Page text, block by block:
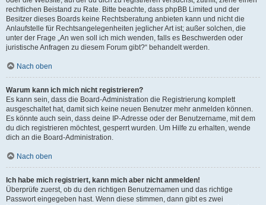
rechtlichen Beistand zu Rate. Bitte beachte, dass phpBB Limited und der
Besitzer dieses Boards keine Rechtsberatung anbieten kann und nicht die
Anlaufstelle für Rechtsangelegenheiten jeglicher Art ist; außer solchen, die
unter der Frage „An wen soll ich mich wenden, falls es Beschwerden oder
juristische Anfragen zu diesem Forum gibt?“ behandelt werden.
Nach oben
Warum kann ich mich nicht registrieren?
Es kann sein, dass die Board-Administration die Registrierung komplett
ausgeschaltet hat, damit sich keine neuen Benutzer mehr anmelden können.
Es könnte auch sein, dass deine IP-Adresse oder der Benutzername, mit dem
du dich registrieren möchtest, gesperrt wurden. Um Hilfe zu erhalten, wende
dich an die Board-Administration.
Nach oben
Ich habe mich registriert, kann mich aber nicht anmelden!
Überprüfe zuerst, ob du den richtigen Benutzernamen und das richtige
Passwort eingegeben hast. Wenn diese stimmen, dann gibt es zwei